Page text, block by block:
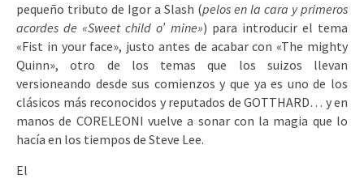
pequeño tributo de Igor a Slash (pelos en la cara y primeros
acordes de «Sweet child o’ mine») para introducir el tema
«Fist in your face», justo antes de acabar con «The mighty
Quinn», otro de los temas que los suizos llevan
versioneando desde sus comienzos y que ya es uno de los
clásicos más reconocidos y reputados de GOTTHARD… y en
manos de CORELEONI vuelve a sonar con la magia que lo
hacía en los tiempos de Steve Lee.
El